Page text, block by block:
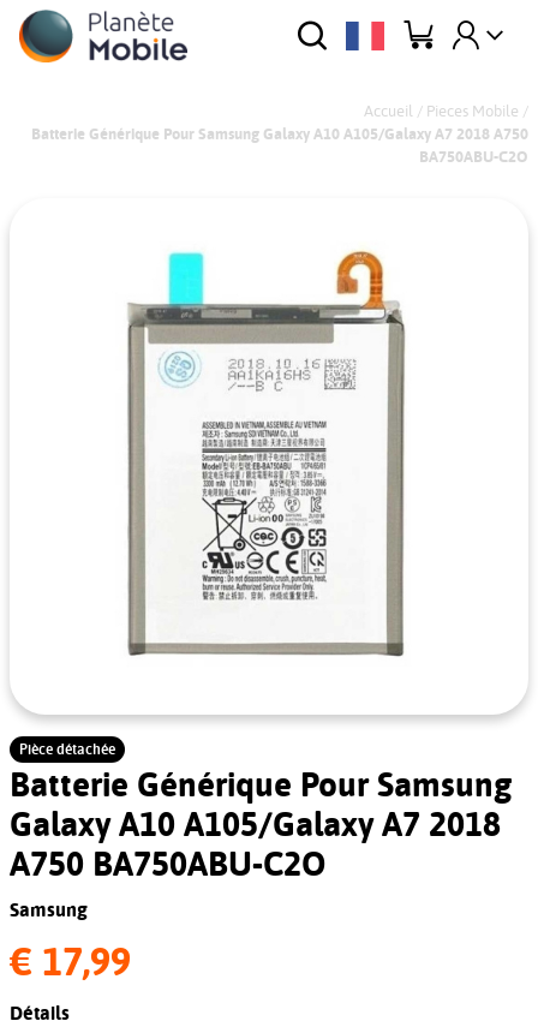
Accueil / Pieces Mobile /
Batterie Générique Pour Samsung Galaxy A10 A105/Galaxy A7 2018 A750
BA750ABU-C2O
Pièce détachée
Batterie Générique Pour Samsung
Galaxy A10 A105/Galaxy A7 2018
A750 BA750ABU-C2O
Samsung
€ 17,99
Détails